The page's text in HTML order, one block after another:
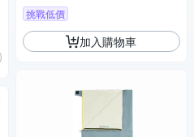
挑戰低價
加入購物車